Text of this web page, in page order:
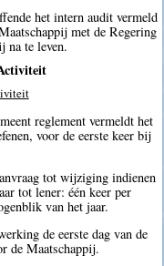
het intern audit vermeld
met de Regering
na te leven.
reglement vermeldt het
voor de eerste keer bij
tot wijziging indienen
tot lener: één keer per
van het jaar.
de eerste dag van de
de Maatschappij.